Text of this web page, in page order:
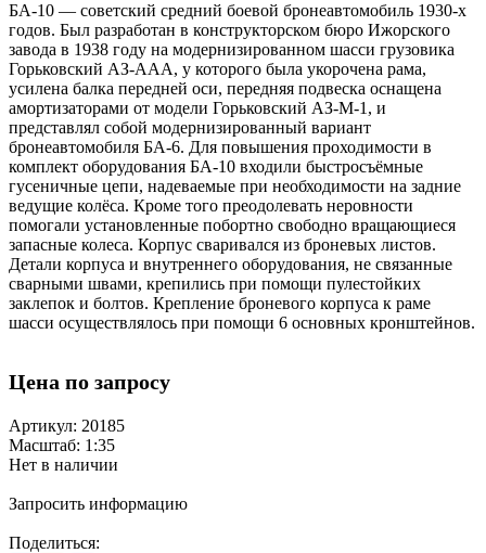
БА-10 — советский средний боевой бронеавтомобиль 1930-х
годов. Был разработан в конструкторском бюро Ижорского
завода в 1938 году на модернизированном шасси грузовика
Горьковский АЗ-ААА, у которого была укорочена рама,
усилена балка передней оси, передняя подвеска оснащена
амортизаторами от модели Горьковский АЗ-М-1, и
представлял собой модернизированный вариант
бронеавтомобиля БА-6. Для повышения проходимости в
комплект оборудования БА-10 входили быстросъёмные
гусеничные цепи, надеваемые при необходимости на задние
ведущие колёса. Кроме того преодолевать неровности
помогали установленные побортно свободно вращающиеся
запасные колеса. Корпус сваривался из броневых листов.
Детали корпуса и внутреннего оборудования, не связанные
сварными швами, крепились при помощи пулестойких
заклепок и болтов. Крепление броневого корпуса к раме
шасси осуществлялось при помощи 6 основных кронштейнов.
Цена по запросу
Артикул: 20185
Масштаб: 1:35
Нет в наличии
Запросить информацию
Поделиться: